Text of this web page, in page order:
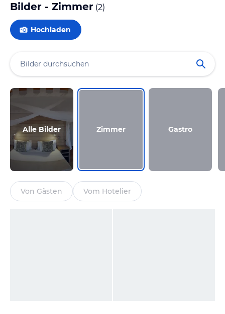
Bilder - Zimmer (2)
Hochladen
Alle Bilder Zimmer Gastro
Von Gästen Vom Hotelier